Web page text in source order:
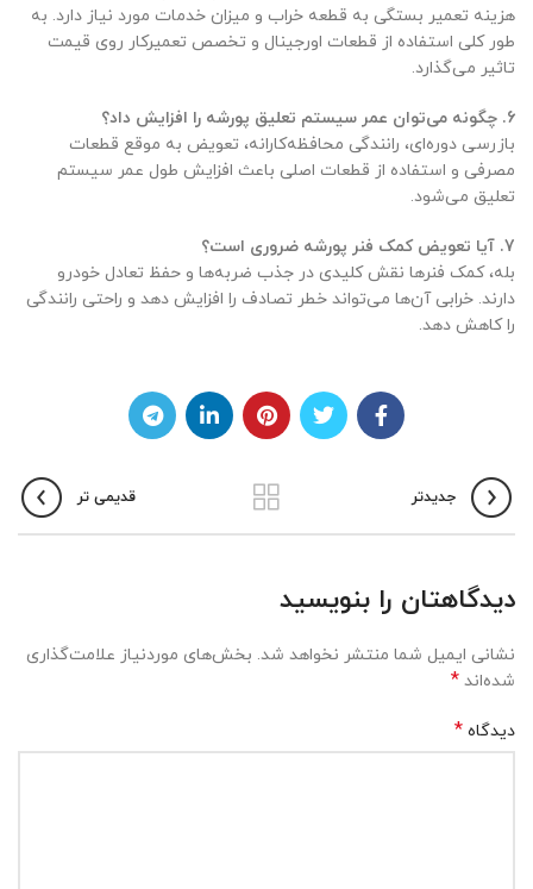
هزینه تعمیر بستگی به قطعه خراب و میزان خدمات مورد نیاز دارد. به
طور کلی استفاده از قطعات اورجینال و تخصص تعمیرکار روی قیمت
تاثیر می‌گذارد.
6. چگونه می‌توان عمر سیستم تعلیق پورشه را افزایش داد؟
بازرسی دوره‌ای، رانندگی محافظه‌کارانه، تعویض به موقع قطعات
مصرفی و استفاده از قطعات اصلی باعث افزایش طول عمر سیستم
تعلیق می‌شود.
7. آیا تعویض کمک فنر پورشه ضروری است؟
بله، کمک فنرها نقش کلیدی در جذب ضربه‌ها و حفظ تعادل خودرو
دارند. خرابی آن‌ها می‌تواند خطر تصادف را افزایش دهد و راحتی رانندگی
را کاهش دهد.
جدیدتر قدیمی تر
دیدگاهتان را بنویسید
نشانی ایمیل شما منتشر نخواهد شد. بخش‌های موردنیاز علامت‌گذاری
شده‌اند *
دیدگاه *